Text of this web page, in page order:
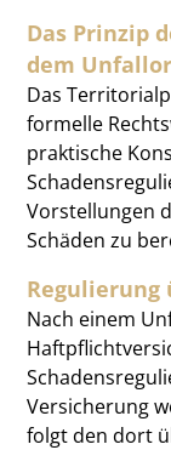
Das Prinzip
dem
Das
formelle
praktische
Vorstellungen
Schäden zu
Regulierung
Nach einem
Versicherung
folgt den dort